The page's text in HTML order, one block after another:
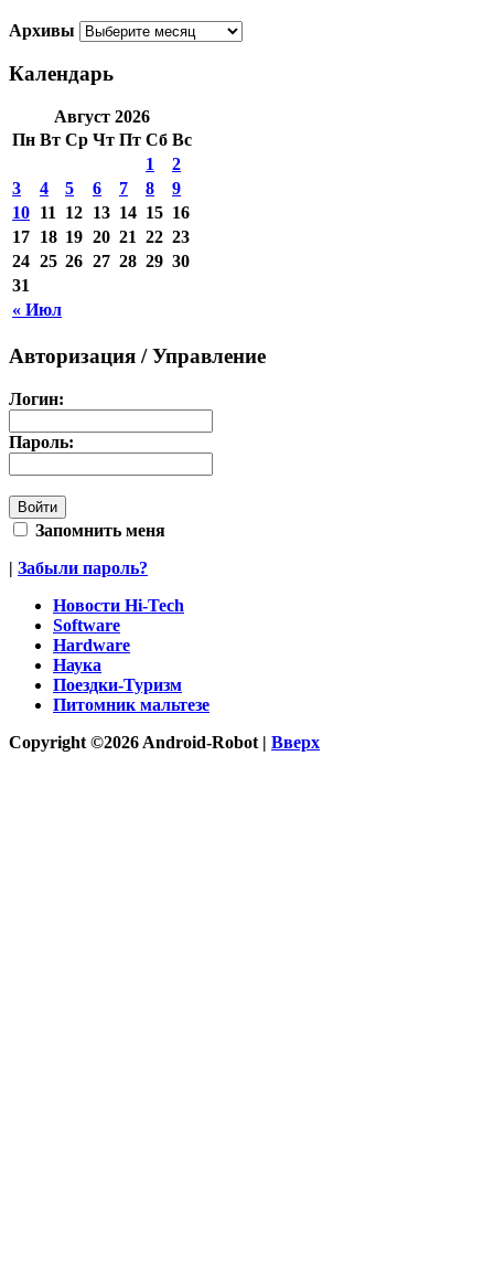
Архивы
Календарь
Август 2026
Пн Вт Ср Чт Пт Сб Вс
« Июл
1
2
3
4 5 6 7 8
9
10 11 12 13 14 15 16
17 18 19 20 21 22 23
24 25 26 27 28 29 30
31
Авторизация / Управление
Логин:
Пароль:
Запомнить меня
| Забыли пароль?
Новости Hi-Tech
Software
Hardware
Наука
Поездки-Туризм
Питомник мальтезе
Copyright ©2026 Android-Robot | Вверх